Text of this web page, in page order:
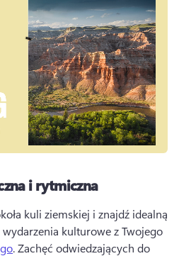
i rytmiczna
kuli ziemskiej i znajdź idealną
kulturowe z Twojego
. Zachęć odwiedzających do